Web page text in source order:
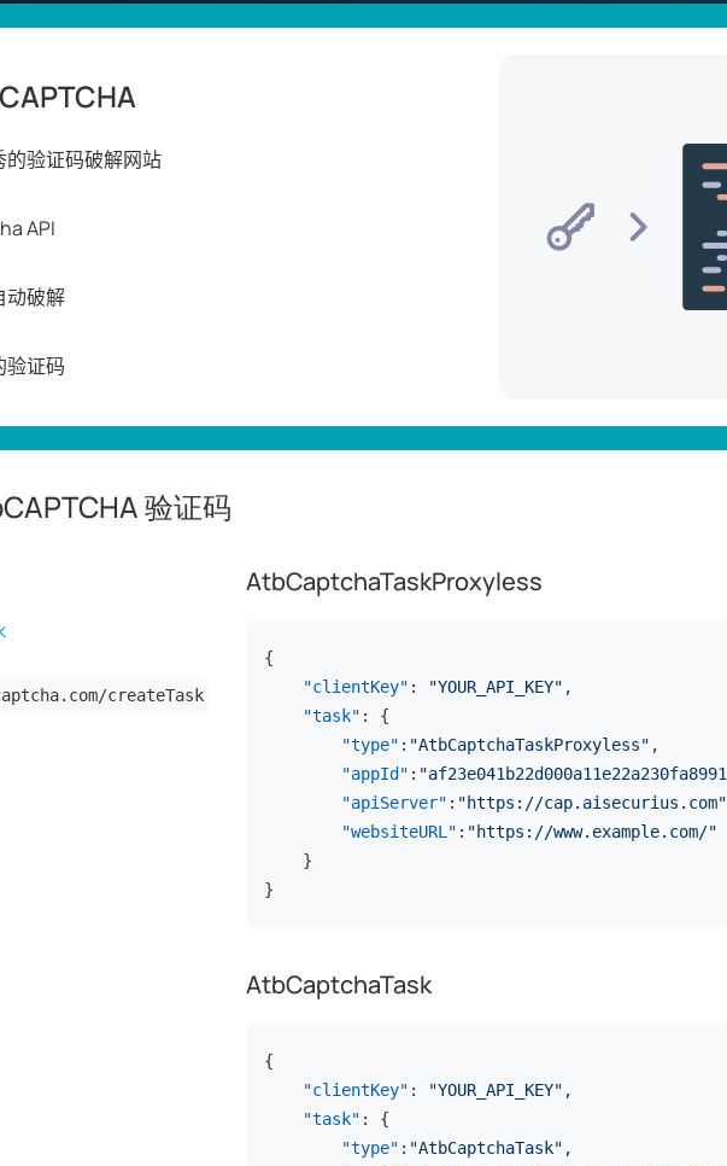
验证码破解网站
API
动破解
验证码
验证码
createTask
AtbCaptchaTaskProxyless
{
"clientKey" : "YOUR_API_KEY" ,
"task" :
{
"type" : "AtbCaptchaTaskProxyless" ,
"appId" :
"apiServer" : "https://cap.aisecurius.com"
"websiteURL" : "https://www.example.com/"
}
}
AtbCaptchaTask
{
"clientKey" : "YOUR_API_KEY" ,
"task" :
{
"type" : "AtbCaptchaTask" ,